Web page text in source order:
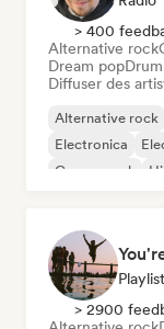
> 400
Alternative rock
Dream pop
Diffuser des
Alternative rock
Electronica
Garage rock
Playlist
> 2900